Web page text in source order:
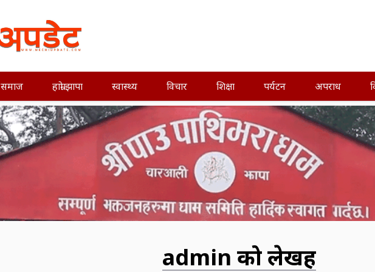
समाज हाम्रो झापा स्वास्थ्य विचार शिक्षा पर्यटन अपराध
admin को लेखहरु